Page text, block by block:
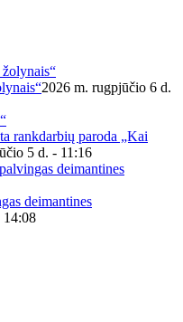
2026 m. rugpjūčio 6 d.
rankdarbių paroda „Kai
5 d. - 11:16
deimantines
14:08